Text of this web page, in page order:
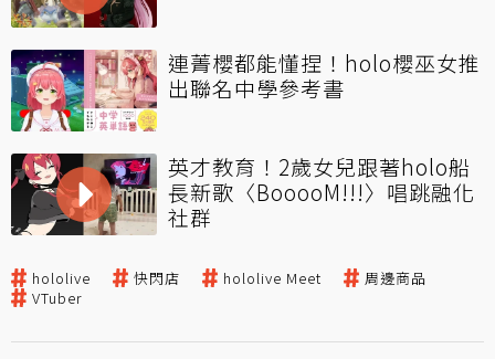
連菁櫻都能懂捏！holo櫻巫女推
出聯名中學參考書
英才教育！2歲女兒跟著holo船
長新歌〈BooooM!!!〉唱跳融化
社群
hololive 快閃店 hololive Meet
周邊商品
VTuber